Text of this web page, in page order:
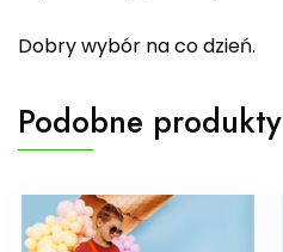
Dobry wybór na co dzień.
Podobne produkty